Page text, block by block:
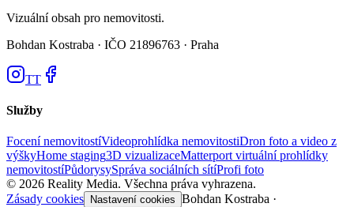
Vizuální obsah pro nemovitosti.
Bohdan Kostraba · IČO 21896763 · Praha
TT
Služby
Focení nemovitostíVideoprohlídka nemovitostiDron foto a video z
výškyHome staging3D vizualizaceMatterport virtuální prohlídky
nemovitostíPůdorysySpráva sociálních sítíProfi foto
© 2026 Reality Media. Všechna práva vyhrazena.
Zásady cookies
Nastavení cookies Bohdan Kostraba ·